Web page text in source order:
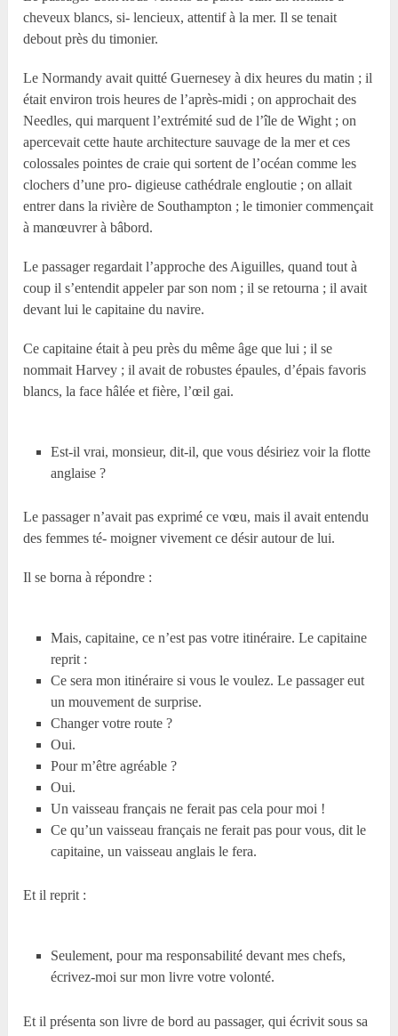
cheveux blancs, si- lencieux, attentif à la mer. Il se tenait
debout près du timonier.
Le Normandy avait quitté Guernesey à dix heures du matin ; il
était environ trois heures de l’après-midi ; on approchait des
Needles, qui marquent l’extrémité sud de l’île de Wight ; on
apercevait cette haute architecture sauvage de la mer et ces
colossales pointes de craie qui sortent de l’océan comme les
clochers d’une pro- digieuse cathédrale engloutie ; on allait
entrer dans la rivière de Southampton ; le timonier commençait
à manœuvrer à bâbord.
Le passager regardait l’approche des Aiguilles, quand tout à
coup il s’entendit appeler par son nom ; il se retourna ; il avait
devant lui le capitaine du navire.
Ce capitaine était à peu près du même âge que lui ; il se
nommait Harvey ; il avait de robustes épaules, d’épais favoris
blancs, la face hâlée et fière, l’œil gai.
Est-il vrai, monsieur, dit-il, que vous désiriez voir la flotte
anglaise ?
Le passager n’avait pas exprimé ce vœu, mais il avait entendu
des femmes té- moigner vivement ce désir autour de lui.
Il se borna à répondre :
Mais, capitaine, ce n’est pas votre itinéraire. Le capitaine
reprit :
Ce sera mon itinéraire si vous le voulez. Le passager eut
un mouvement de surprise.
Changer votre route ?
Oui.
Pour m’être agréable ?
Oui.
Un vaisseau français ne ferait pas cela pour moi !
Ce qu’un vaisseau français ne ferait pas pour vous, dit le
capitaine, un vaisseau anglais le fera.
Et il reprit :
Seulement, pour ma responsabilité devant mes chefs,
écrivez-moi sur mon livre votre volonté.
Et il présenta son livre de bord au passager, qui écrivit sous sa